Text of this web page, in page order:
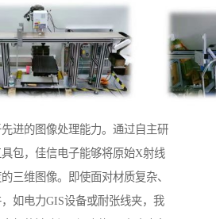
进的图像处理能力。通过自主研
包，佳信电子能够将原始X射线
三维图像。即使面对材质复杂、
如电力GIS设备或耐张线夹，我